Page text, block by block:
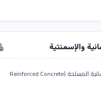
والإسمنتية
الأنابيب الخرسانية المسلحة (Reinforced Concrete